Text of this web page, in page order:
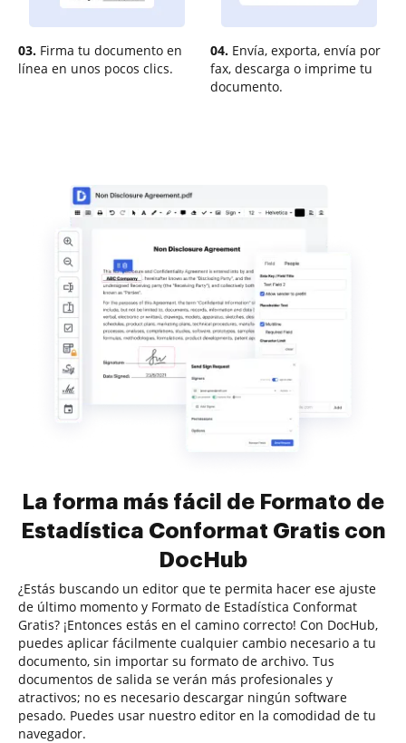
03. Firma tu documento en
línea en unos pocos clics.
04. Envía, exporta, envía por
fax, descarga o imprime tu
documento.
La forma más fácil de Formato de
Estadística Conformat Gratis con
DocHub
¿Estás buscando un editor que te permita hacer ese ajuste
de último momento y Formato de Estadística Conformat
Gratis? ¡Entonces estás en el camino correcto! Con DocHub,
puedes aplicar fácilmente cualquier cambio necesario a tu
documento, sin importar su formato de archivo. Tus
documentos de salida se verán más profesionales y
atractivos; no es necesario descargar ningún software
pesado. Puedes usar nuestro editor en la comodidad de tu
navegador.